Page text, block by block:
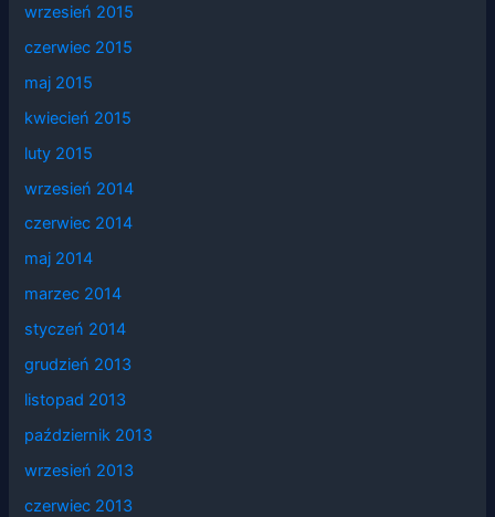
wrzesień 2015
czerwiec 2015
maj 2015
kwiecień 2015
luty 2015
wrzesień 2014
czerwiec 2014
maj 2014
marzec 2014
styczeń 2014
grudzień 2013
listopad 2013
październik 2013
wrzesień 2013
czerwiec 2013